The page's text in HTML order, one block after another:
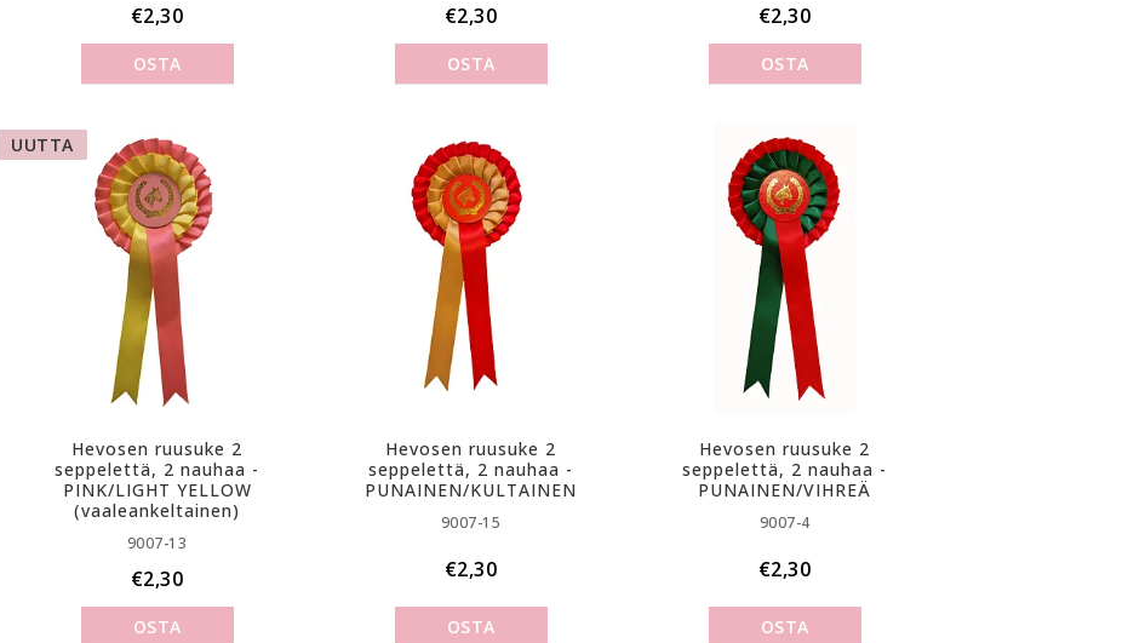
€2,30
OSTA
€2,30
OSTA
€2,30
OSTA
UUTTA
Hevosen ruusuke 2
seppelettä, 2 nauhaa -
PINK/LIGHT YELLOW
(vaaleankeltainen)
9007-13
€2,30
OSTA
Hevosen ruusuke 2
seppelettä, 2 nauhaa -
PUNAINEN/KULTAINEN
9007-15
€2,30
OSTA
Hevosen ruusuke 2
seppelettä, 2 nauhaa -
PUNAINEN/VIHREÄ
9007-4
€2,30
OSTA